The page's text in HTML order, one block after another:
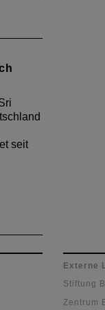
seit
Externe
Stiftung
Zentrum